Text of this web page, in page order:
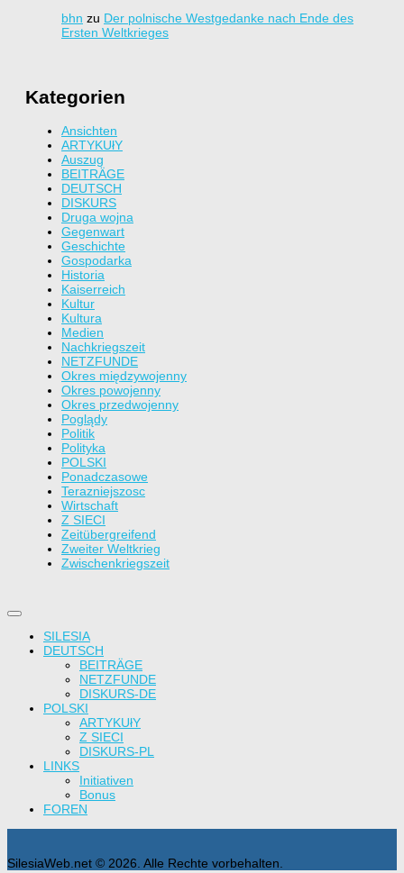
bhn zu Der polnische Westgedanke nach Ende des
Ersten Weltkrieges
Kategorien
Ansichten
ARTYKUłY
Auszug
BEITRÄGE
DEUTSCH
DISKURS
Druga wojna
Gegenwart
Geschichte
Gospodarka
Historia
Kaiserreich
Kultur
Kultura
Medien
Nachkriegszeit
NETZFUNDE
Okres międzywojenny
Okres powojenny
Okres przedwojenny
Poglądy
Politik
Polityka
POLSKI
Ponadczasowe
Terazniejszosc
Wirtschaft
Z SIECI
Zeitübergreifend
Zweiter Weltkrieg
Zwischenkriegszeit
SILESIA
DEUTSCH
BEITRÄGE
NETZFUNDE
DISKURS-DE
POLSKI
ARTYKUłY
Z SIECI
DISKURS-PL
LINKS
Initiativen
Bonus
FOREN
SilesiaWeb.net © 2026. Alle Rechte vorbehalten.